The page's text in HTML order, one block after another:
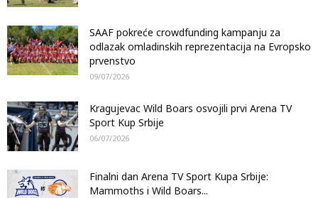
SAAF pokreće crowdfunding kampanju za
odlazak omladinskih reprezentacija na Evropsko
prvenstvo
09/07/2026
Kragujevac Wild Boars osvojili prvi Arena TV
Sport Kup Srbije
06/07/2026
Finalni dan Arena TV Sport Kupa Srbije:
Mammoths i Wild Boars...